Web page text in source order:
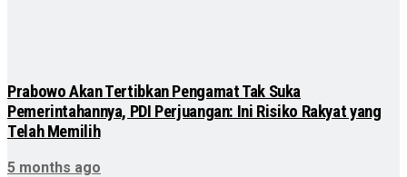
Prabowo Akan Tertibkan Pengamat Tak Suka
Pemerintahannya, PDI Perjuangan: Ini Risiko Rakyat yang
Telah Memilih
5 months ago